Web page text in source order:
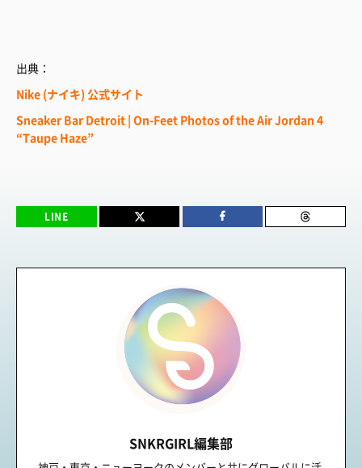
出典：
Nike (ナイキ) 公式サイト
Sneaker Bar Detroit | On-Feet Photos of the Air Jordan 4
“Taupe Haze”
LINE
SNKRGIRL編集部